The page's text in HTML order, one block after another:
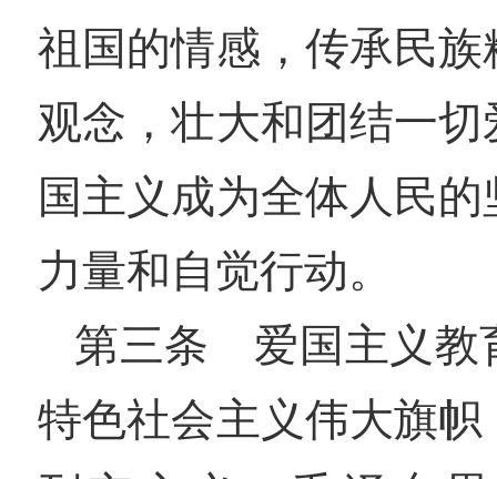
祖国的情感，传承民
观念，壮大和团结一
国主义成为全体人民
力量和自觉行动。
第三条 爱国主义教
特色社会主义伟大旗